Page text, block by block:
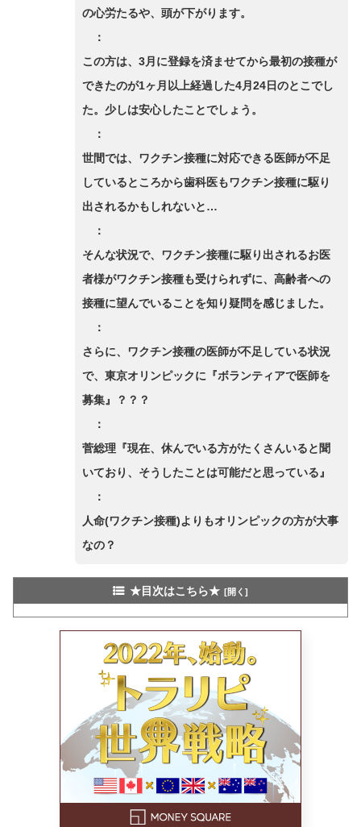
の心労たるや、頭が下がります。
：
この方は、3月に登録を済ませてから最初の接種が
できたのが1ヶ月以上経過した4月24日のとこでし
た。少しは安心したことでしょう。
：
世間では、ワクチン接種に対応できる医師が不足
しているところから歯科医もワクチン接種に駆り
出されるかもしれないと…
：
そんな状況で、ワクチン接種に駆り出されるお医
者様がワクチン接種も受けられずに、高齢者への
接種に望んでいることを知り疑問を感じました。
：
さらに、ワクチン接種の医師が不足している状況
で、東京オリンピックに『ボランティアで医師を
募集』？？？
：
菅総理『現在、休んでいる方がたくさんいると聞
いており、そうしたことは可能だと思っている』
：
人命(ワクチン接種)よりもオリンピックの方が大事
なの？
★目次はこちら★